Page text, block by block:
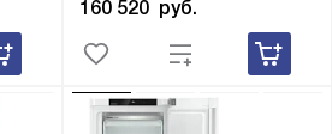
160 520 руб.